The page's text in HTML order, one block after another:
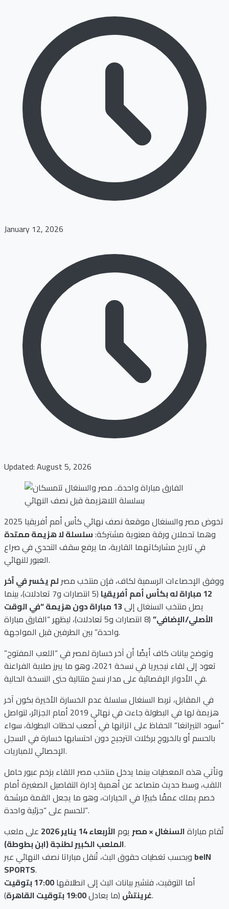
January 12, 2026
Updated: August 5, 2026
تخوض مصر والسنغال موقعة نصف نهائي كأس أمم أفريقيا 2025
وهما تحملان ورقة معنوية مشتركة:سلسلة لا هزيمة ممتدة
في تاريخ مشاركاتهما القارية، ما يرفع سقف التحدي في صراع
العبور للنهائي.
ووفق الإحصاءات الرسمية لكاف، فإن منتخب مصر لم يخسر في آخر
12 مباراة له بكأس أمم أفريقيا
(5 انتصارات و7 تعادلات)، بينما
يصل منتخب السنغال إلى
13 مباراة دون هزيمة “في الوقت
الأصلي/الإضافي”
(8 انتصارات و5 تعادلات)، ليظهر “الفارق مباراة
واحدة” بين الطرفين قبل المواجهة.
وتوضح بيانات كاف أيضًا أن آخر خسارة لمصر في “اللعب المفتوح”
تعود إلى لقاء نيجيريا في نسخة 2021، وهو ما يبرز صلابة الفراعنة
في الأدوار الإقصائية على مدار نسخ متتالية حتى النسخة الحالية.
في المقابل، تربط السنغال سلسلة عدم الخسارة الأخيرة بكون آخر
هزيمة لها في البطولة جاءت في نهائي 2019 أمام الجزائر، لتواصل
“أسود التيرانغا” الحفاظ على اتزانها في أصعب لحظات البطولة، سواء
بالحسم أو بالخروج بركلات الترجيح دون احتسابها خسارة في السجل
الإحصائي للمباريات.
وتأتي هذه المعطيات بينما يدخل منتخب مصر اللقاء بزخم عبور حامل
اللقب، وسط حديث متصاعد عن أهمية إدارة التفاصيل الصغيرة أمام
خصم يملك عمقًا كبيرًا في الخيارات، وهو ما يجعل القمة مرشحة
للحسم على “جزئية واحدة”.
تُقام مباراةالسنغال × مصر يومالأربعاء 14 يناير 2026
على ملعب
الملعب الكبير لطنجة (ابن بطوطة).
beIN
SPORTS.
أما التوقيت، فتشير بيانات البث إلى انطلاقها
17:00 بتوقيت
غرينتش (ما يعادل19:00 بتوقيت القاهرة
).